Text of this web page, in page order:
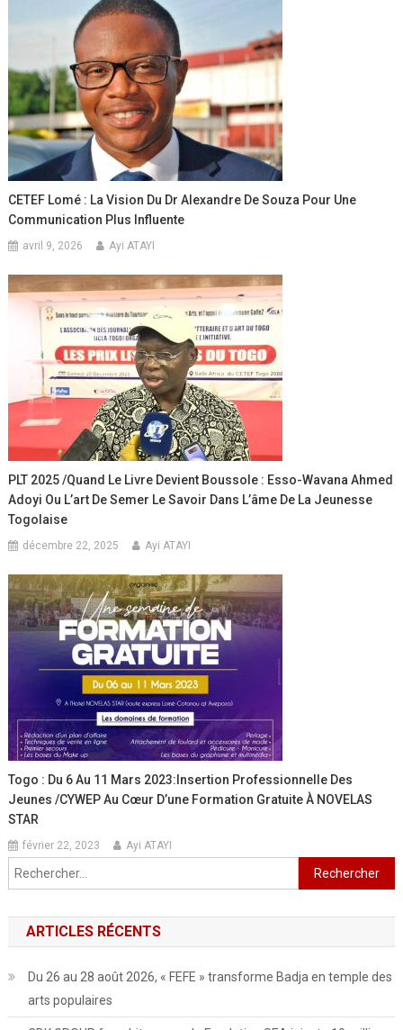
CETEF Lomé : La Vision Du Dr Alexandre De Souza Pour Une
Communication Plus Influente
avril 9, 2026 Ayi ATAYI
PLT 2025 /Quand Le Livre Devient Boussole : Esso-Wavana Ahmed
Adoyi Ou L’art De Semer Le Savoir Dans L’âme De La Jeunesse
Togolaise
décembre 22, 2025 Ayi ATAYI
Togo : Du 6 Au 11 Mars 2023:Insertion Professionnelle Des
Jeunes /CYWEP Au Cœur D’une Formation Gratuite À NOVELAS
STAR
février 22, 2023 Ayi ATAYI
Rechercher :
ARTICLES RÉCENTS
Du 26 au 28 août 2026, « FEFE » transforme Badja en temple des
arts populaires